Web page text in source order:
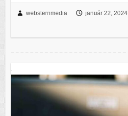
websternmedia január 22, 2024